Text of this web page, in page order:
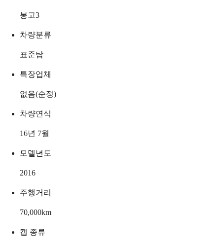
봉고3
차량분류
표준탑
특장업체
없음(순정)
차량연식
16년 7월
모델년도
2016
주행거리
70,000km
캡 종류